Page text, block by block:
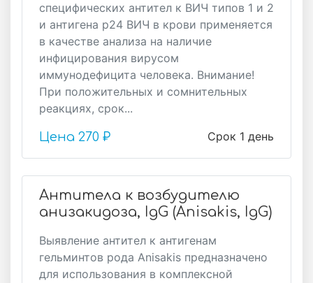
специфических антител к ВИЧ типов 1 и 2
и антигена р24 ВИЧ в крови применяется
в качестве анализа на наличие
инфицирования вирусом
иммунодефицита человека. Внимание!
При положительных и сомнительных
реакциях, срок...
Срок 1 день
Цена 270 ₽
Антитела к возбудителю
анизакидоза, IgG (Anisakis, IgG)
Выявление антител к антигенам
гельминтов рода Anisakis предназначено
для использования в комплексной